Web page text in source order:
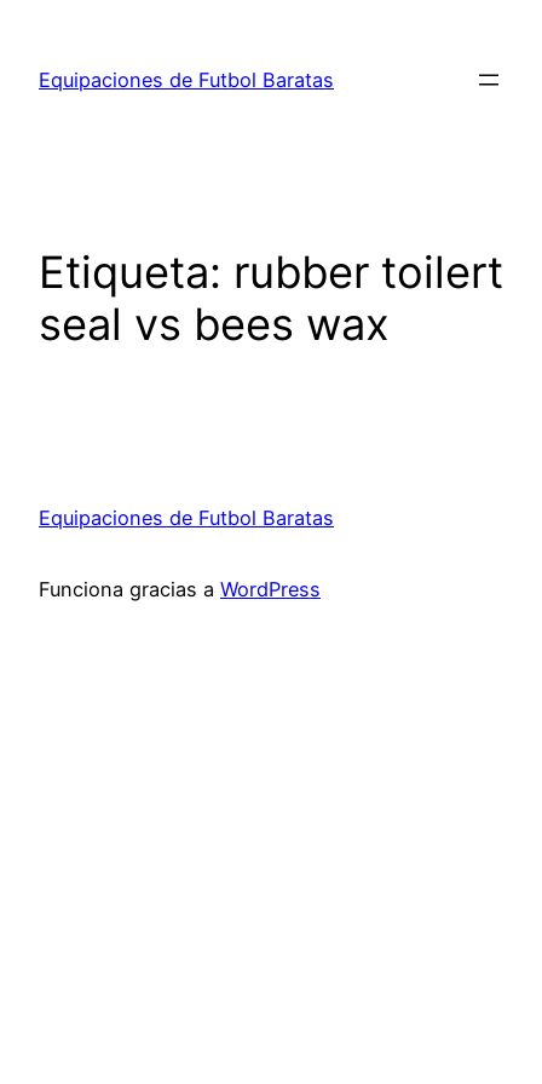
contenido
Equipaciones de Futbol Baratas
Etiqueta: rubber toilert
seal vs bees wax
Equipaciones de Futbol Baratas
Funciona gracias a WordPress